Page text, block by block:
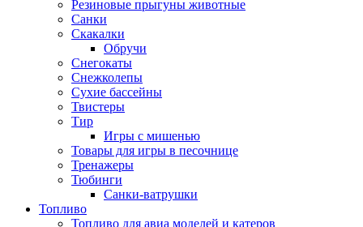
Резиновые прыгуны животные
Санки
Скакалки
Обручи
Снегокаты
Снежколепы
Сухие бассейны
Твистеры
Тир
Игры с мишенью
Товары для игры в песочнице
Тренажеры
Тюбинги
Санки-ватрушки
Топливо
Топливо для авиа моделей и катеров